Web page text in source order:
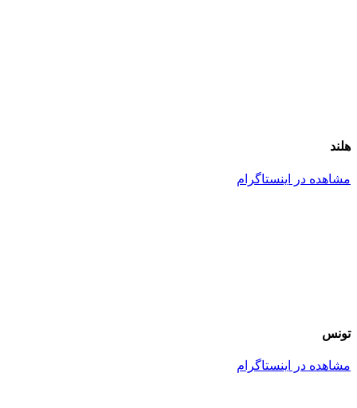
هلند
مشاهده در اینستاگرام
تونس
مشاهده در اینستاگرام